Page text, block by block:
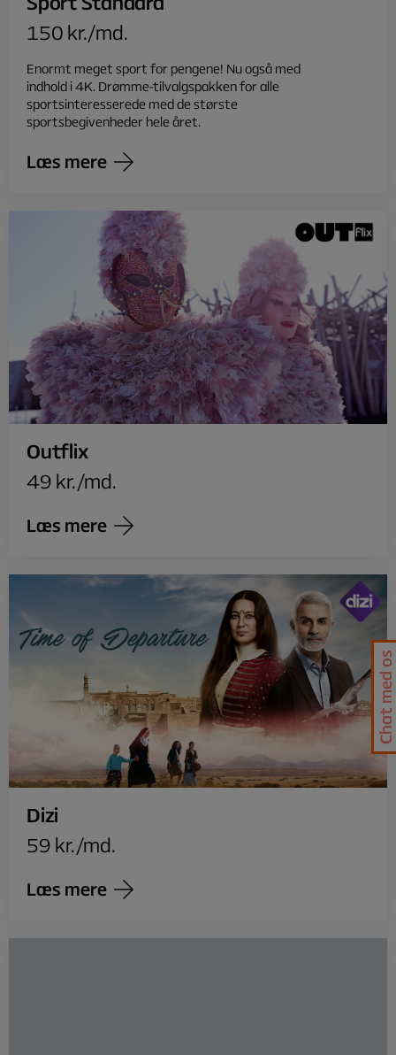
150 kr./md.
Enormt meget sport for pengene! Nu også med
indhold i 4K. Drømme-tilvalgspakken for alle
sportsinteresserede med de største
sportsbegivenheder hele året.
Læs mere
Outflix
49 kr./md.
Læs mere
Dizi
59 kr./md.
Læs mere
Chat med os